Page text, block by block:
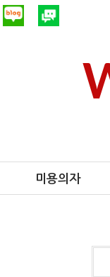
미용의자